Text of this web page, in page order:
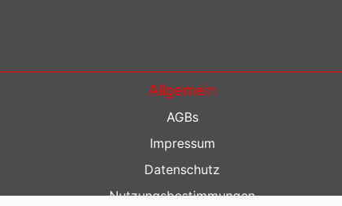
Allgemein
AGBs
Impressum
Datenschutz
Nutzungsbestimmungen